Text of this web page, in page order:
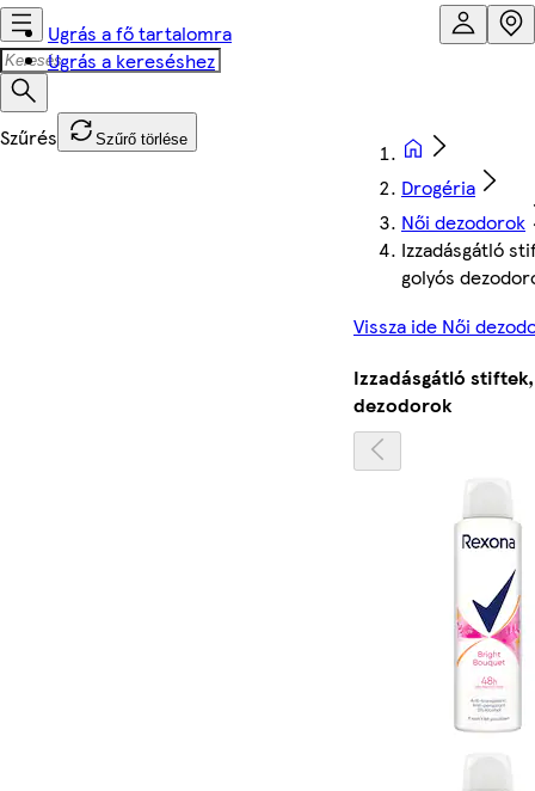
Ugrás a fő tartalomra
Ugrás a kereséshez
Szűrő törlése
Drogéria
Női dezodorok
Izzadásgátló
golyós
Vissza ide Női
Izzadásgátló
dezodorok